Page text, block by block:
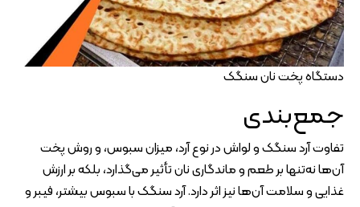
دستگاه پخت نان سنگک
جمع‌بندی
تفاوت آرد سنگک و لواش در نوع آرد، میزان سبوس، و روش پخت
آن‌ها نه‌تنها بر طعم و ماندگاری نان تأثیر می‌گذارد، بلکه بر ارزش
غذایی و سلامت آن‌ها نیز اثر دارد. آرد سنگک با سبوس بیشتر، فیبر و